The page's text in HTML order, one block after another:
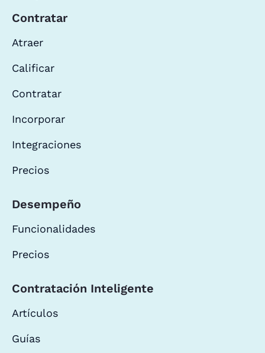
Contratar
Atraer
Calificar
Contratar
Incorporar
Integraciones
Precios
Desempeño
Funcionalidades
Precios
Contratación Inteligente
Artículos
Guías